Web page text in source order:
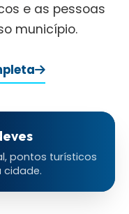
e as pessoas
município.
pontos turísticos
nossa cidade.